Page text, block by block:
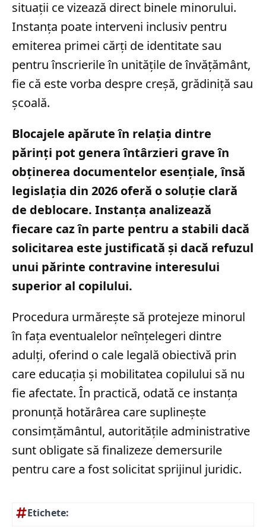
situații ce vizează direct binele minorului.
Instanța poate interveni inclusiv pentru
emiterea primei cărți de identitate sau
pentru înscrierile în unitățile de învățământ,
fie că este vorba despre creșă, grădiniță sau
școală.
Blocajele apărute în relația dintre
părinți pot genera întârzieri grave în
obținerea documentelor esențiale, însă
legislația din 2026 oferă o soluție clară
de deblocare. Instanța analizează
fiecare caz în parte pentru a stabili dacă
solicitarea este justificată și dacă refuzul
unui părinte contravine interesului
superior al copilului.
Procedura urmărește să protejeze minorul
în fața eventualelor neînțelegeri dintre
adulți, oferind o cale legală obiectivă prin
care educația și mobilitatea copilului să nu
fie afectate. În practică, odată ce instanța
pronunță hotărârea care suplinește
consimțământul, autoritățile administrative
sunt obligate să finalizeze demersurile
pentru care a fost solicitat sprijinul juridic.
Etichete: